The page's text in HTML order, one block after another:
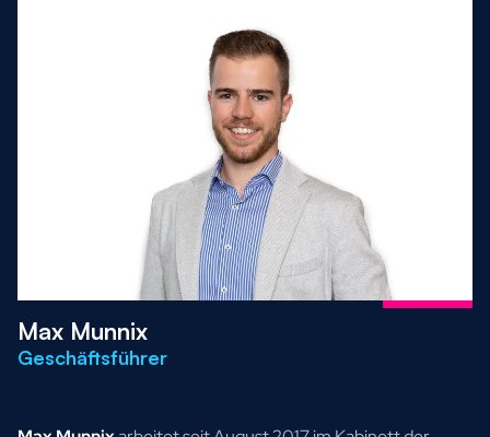
Max Munnix
Geschäftsführer